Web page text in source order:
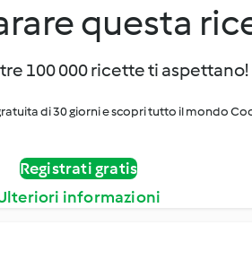
questa
100 000 ricette ti aspettano!
di 30 giorni e scopri tutto il mondo
Registrati gratis
informazioni